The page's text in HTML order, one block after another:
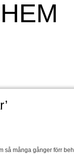
många gånger förr